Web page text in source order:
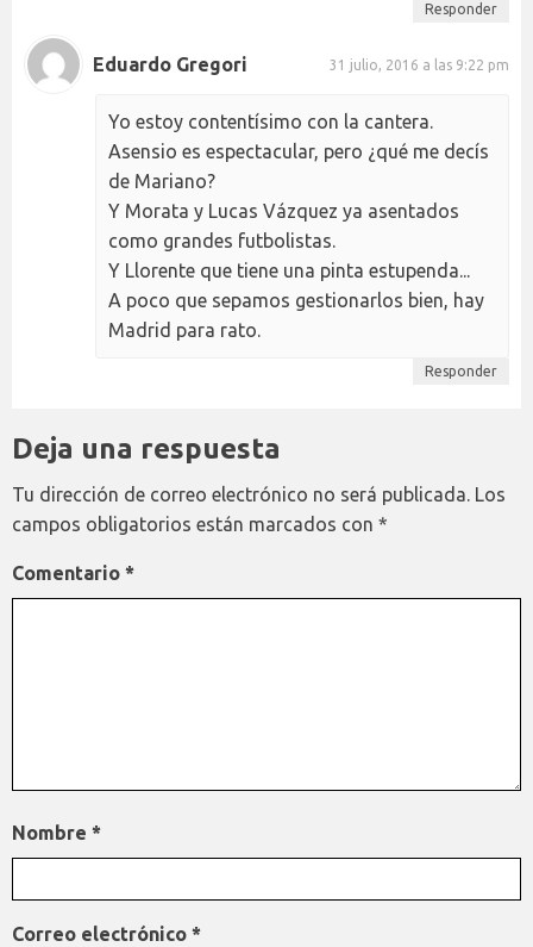
Responder
Eduardo Gregori 31 julio, 2016 a las 9:22 pm
Yo estoy contentísimo con la cantera.
Asensio es espectacular, pero ¿qué me decís
de Mariano?
Y Morata y Lucas Vázquez ya asentados
como grandes futbolistas.
Y Llorente que tiene una pinta estupenda...
A poco que sepamos gestionarlos bien, hay
Madrid para rato.
Responder
Deja una respuesta
Tu dirección de correo electrónico no será publicada. Los
campos obligatorios están marcados con *
Comentario *
Nombre *
Correo electrónico *